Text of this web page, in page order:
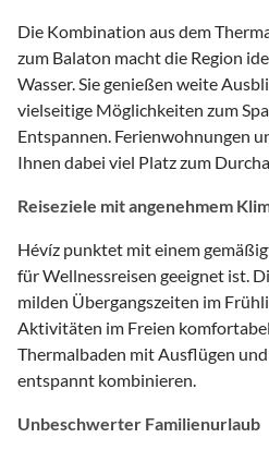
Die Kombination aus dem
zum Balaton macht die Region
Wasser. Sie genießen weite
vielseitige Möglichkeiten zum
Entspannen. Ferienwohnungen
Ihnen dabei viel Platz zum
Reiseziele mit angenehmem
Hévíz punktet mit einem
für Wellnessreisen geeignet ist.
milden Übergangszeiten im
Aktivitäten im Freien
Thermalbaden mit Ausflügen
entspannt kombinieren.
Unbeschwerter Familienurlaub